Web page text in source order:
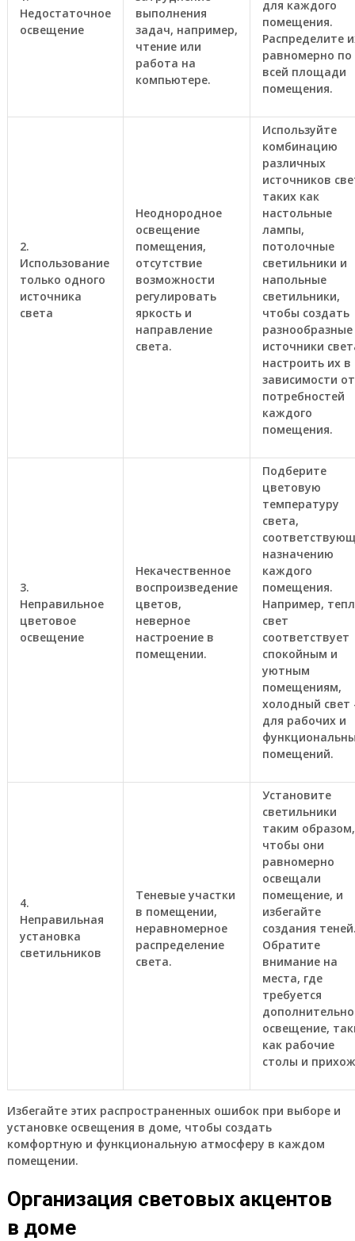
Недостаточное
освещение
выполнения
задач, например,
чтение или
работа на
компьютере.
для каждого
помещения.
Распределите
равномерно по
всей площади
помещения.
2.
Использование
только одного
источника
света
Неоднородное
освещение
помещения,
отсутствие
возможности
регулировать
яркость и
направление
света.
Используйте
комбинацию
различных
источников
таких как
настольные
лампы,
потолочные
светильники и
напольные
светильники,
чтобы создать
разнообразные
источники
настроить их в
зависимости от
потребностей
каждого
помещения.
3.
Неправильное
цветовое
освещение
Некачественное
воспроизведение
цветов,
неверное
настроение в
помещении.
Подберите
цветовую
температуру
света,
назначению
каждого
помещения.
Например,
свет
соответствует
спокойным и
уютным
помещениям,
холодный
для рабочих и
помещений.
4.
Неправильная
установка
светильников
Теневые участки
в помещении,
неравномерное
распределение
света.
Установите
светильники
таким образом,
чтобы они
равномерно
освещали
помещение, и
избегайте
создания
Обратите
внимание на
места, где
требуется
освещение,
как рабочие
столы и
Избегайте этих распространенных ошибок при выборе и
установке освещения в доме, чтобы создать
комфортную и функциональную атмосферу в каждом
помещении.
Организация световых акцентов
в доме